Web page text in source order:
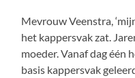
Mevrouw Veenstra,
het kappersvak zat.
moeder. Vanaf dag één
basis kappersvak